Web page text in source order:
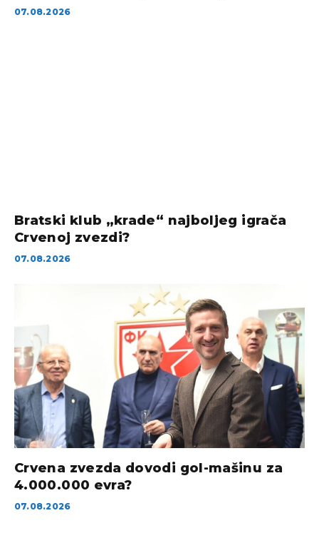
07.08.2026
Bratski klub „krade“ najboljeg igrača
Crvenoj zvezdi?
07.08.2026
Crvena zvezda dovodi gol-mašinu za
4.000.000 evra?
07.08.2026